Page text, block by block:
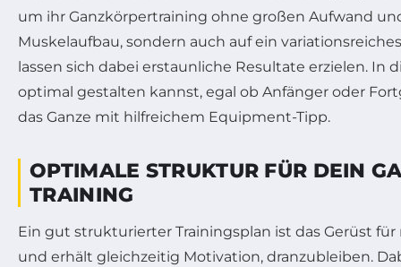
um ihr Ganzkörpertraining ohne großen Aufwand
Muskelaufbau, sondern auch auf ein
lassen sich dabei erstaunliche Resultate erzielen.
optimal gestalten kannst, egal ob Anfänger oder
das Ganze mit hilfreichem Equipment-Tipp.
OPTIMALE STRUKTUR FÜR DEIN
TRAINING
Ein gut strukturierter Trainingsplan ist das Gerüst
und erhält gleichzeitig Motivation, dranzubleiben.